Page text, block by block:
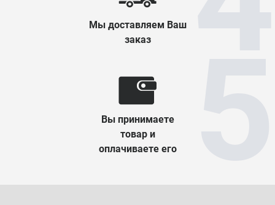
Мы доставляем Ваш
заказ
Вы принимаете
товар и
оплачиваете его